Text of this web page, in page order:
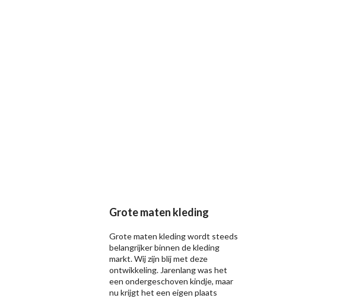
Grote maten kleding
Grote maten kleding wordt steeds
belangrijker binnen de kleding
markt. Wij zijn blij met deze
ontwikkeling. Jarenlang was het
een ondergeschoven kindje, maar
nu krijgt het een eigen plaats